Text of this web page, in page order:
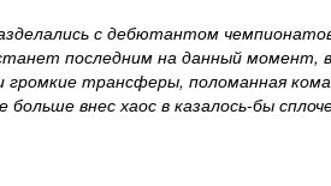
с дебютантом
последним на данный момент,
трансферы, поломанная
внес хаос в казалось-бы